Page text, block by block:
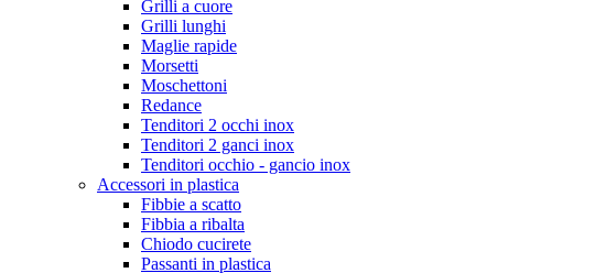
Grilli a cuore
Grilli lunghi
Maglie rapide
Morsetti
Moschettoni
Redance
Tenditori 2 occhi inox
Tenditori 2 ganci inox
Tenditori occhio - gancio inox
Accessori in plastica
Fibbie a scatto
Fibbia a ribalta
Chiodo cucirete
Passanti in plastica